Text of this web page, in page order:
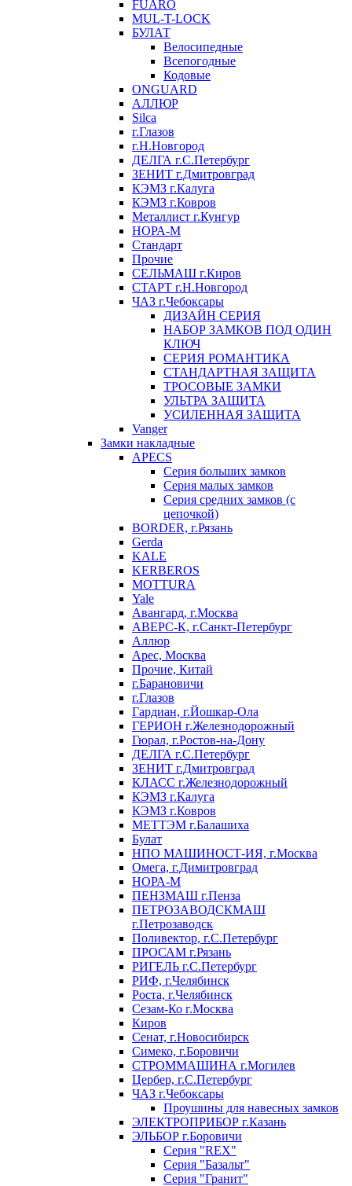
FUARO
MUL-T-LOCK
БУЛАТ
Велосипедные
Всепогодные
Кодовые
ONGUARD
АЛЛЮР
Silca
г.Глазов
г.Н.Новгород
ДЕЛГА г.С.Петербург
ЗЕНИТ г.Дмитровград
КЭМЗ г.Калуга
КЭМЗ г.Ковров
Металлист г.Кунгур
НОРА-М
Стандарт
Прочие
СЕЛЬМАШ г.Киров
СТАРТ г.Н.Новгород
ЧАЗ г.Чебоксары
ДИЗАЙН СЕРИЯ
НАБОР ЗАМКОВ ПОД ОДИН
КЛЮЧ
СЕРИЯ РОМАНТИКА
СТАНДАРТНАЯ ЗАЩИТА
ТРОСОВЫЕ ЗАМКИ
УЛЬТРА ЗАЩИТА
УСИЛЕННАЯ ЗАЩИТА
Vanger
Замки накладные
APECS
Серия больших замков
Серия малых замков
Серия средних замков (с
цепочкой)
BORDER, г.Рязань
Gerda
KALE
KERBEROS
MOTTURA
Yale
Авангард, г.Москва
АВЕРС-К, г.Санкт-Петербург
Аллюр
Арес, Москва
Прочие, Китай
г.Барановичи
г.Глазов
Гардиан, г.Йошкар-Ола
ГЕРИОН г.Железнодорожный
Гюрал, г.Ростов-на-Дону
ДЕЛГА г.С.Петербург
ЗЕНИТ г.Дмитровград
КЛАСС г.Железнодорожный
КЭМЗ г.Калуга
КЭМЗ г.Ковров
МЕТТЭМ г.Балашиха
Булат
НПО МАШИНОСТ-ИЯ, г.Москва
Омега, г.Димитровград
НОРА-М
ПЕНЗМАШ г.Пенза
ПЕТРОЗАВОДСКМАШ
г.Петрозаводск
Поливектор, г.С.Петербург
ПРОСАМ г.Рязань
РИГЕЛЬ г.С.Петербург
РИФ, г.Челябинск
Роста, г.Челябинск
Сезам-Ко г.Москва
Киров
Сенат, г.Новосибирск
Симеко, г.Боровичи
СТРОММАШИНА г.Могилев
Цербер, г.С.Петербург
ЧАЗ г.Чебоксары
Проушины для навесных замков
ЭЛЕКТРОПРИБОР г.Казань
ЭЛЬБОР г.Боровичи
Серия "REX"
Серия "Базальт"
Серия "Гранит"